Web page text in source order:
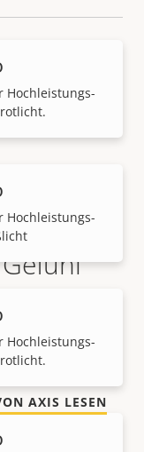
Hochleistungs-
Hochleistungs-
Hochleistungs-
über Ihre
AXIS LESEN